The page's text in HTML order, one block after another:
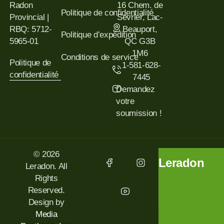
Radon
Provincial |
RBQ: 5712-
5965-01
Politique de
confidentialité
Politique de confidentialité
Politique d’expédition
Conditions de service
16 Chem. de
Sevrier, Lac-
Beauport,
QC G3B
1M6
1-581-628-
7445
Demandez
votre
soumission !
Leradon
© 2026
Leradon. All
Rights
Reserved.
Design by
Media